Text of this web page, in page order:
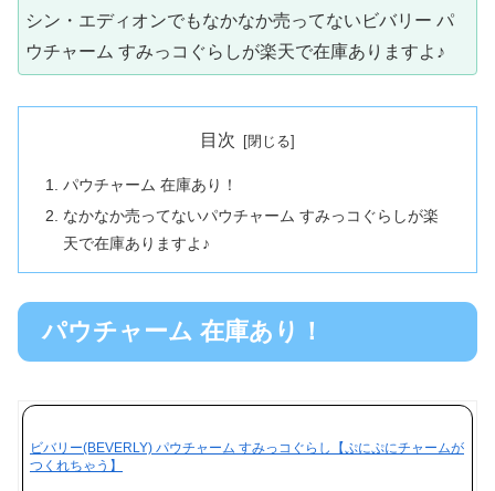
シン・エディオンでもなかなか売ってないビバリー パ
ウチャーム すみっコぐらしが楽天で在庫ありますよ♪
目次
パウチャーム 在庫あり！
なかなか売ってないパウチャーム すみっコぐらしが楽
天で在庫ありますよ♪
パウチャーム 在庫あり！
ビバリー(BEVERLY) パウチャーム すみっコぐらし【ぷにぷにチャームが
つくれちゃう】